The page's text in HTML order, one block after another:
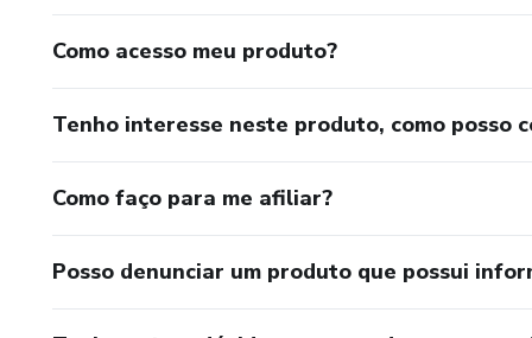
Como acesso meu produto?
Tenho interesse neste produto, como posso
Como faço para me afiliar?
Posso denunciar um produto que possui